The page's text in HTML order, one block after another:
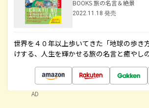
BOOKS 旅の名言＆絶景
2022.11.18 発売
世界を４０年以上歩いてきた「地球の歩き
けする、人生を輝かせる旅の名言と癒やし
AD